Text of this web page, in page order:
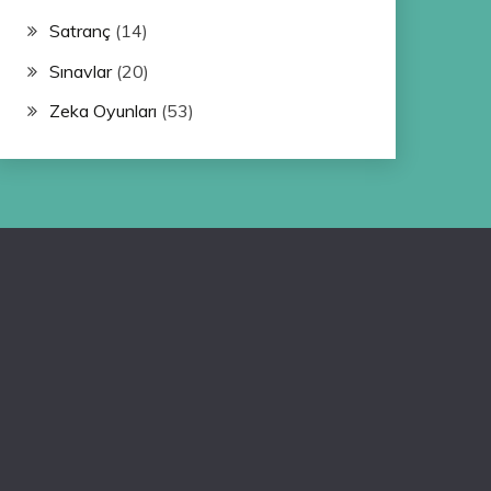
Satranç(14)
Sınavlar(20)
Zeka Oyunları (53)